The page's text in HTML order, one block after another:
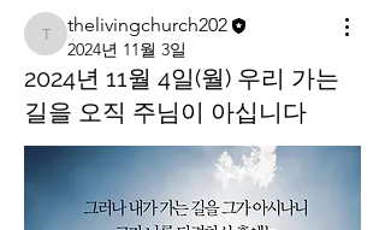
thelivingchurch202
thelivingchurch202
2024년 11월 3일
2024년 11월 4일(월) 우리 가는
길을 오직 주님이 아십니다